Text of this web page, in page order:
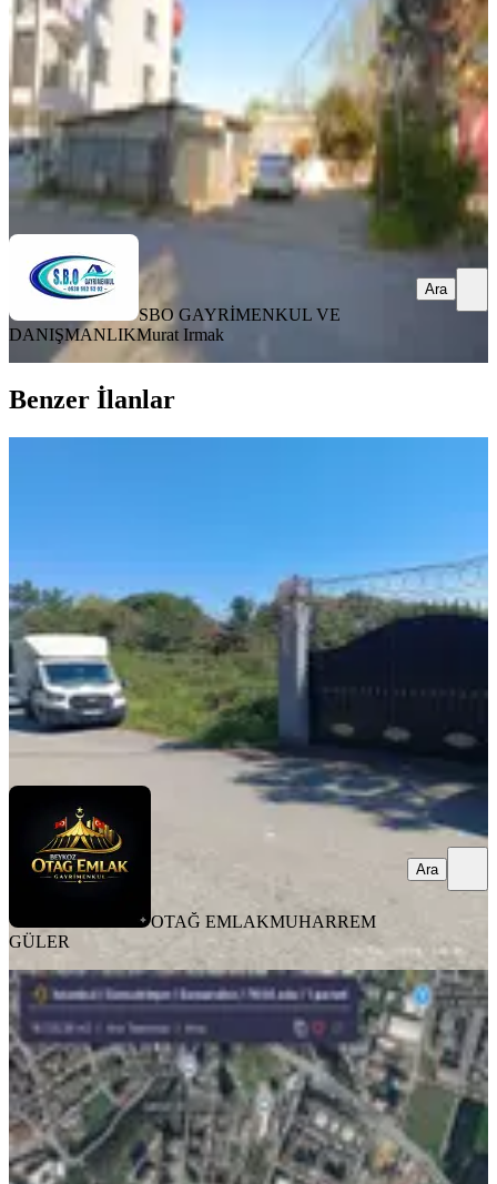
251 m²
25.04.2026
30.000 ₺
SBO GAYRİMENKUL VE DANIŞMANLIKMurat Irmak
Ara
SBO GAYRİMENKUL VE
DANIŞMANLIKMurat Irmak
Ara
Benzer İlanlar
18.06.2026
50.000 ₺
OTAĞ EMLAK MUHARREM GÜLER
OTAĞ EMLAKMUHARREM
GÜLER
Ara
%10
Samandıra Anadolu Otoyoluna
95metre Cepheli 8400 M2 Kiralık
Arsa
Sancaktepe, Eyüp Sultan Mahallesi
8400 m²·208/m²· 29.06.2026
1.750.000 ₺1.950.000 ₺